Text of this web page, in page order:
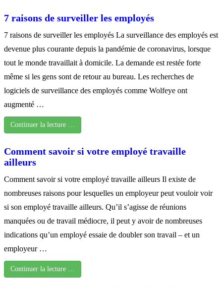
7 raisons de surveiller les employés
7 raisons de surveiller les employés La surveillance des employés est
devenue plus courante depuis la pandémie de coronavirus, lorsque
tout le monde travaillait à domicile. La demande est restée forte
même si les gens sont de retour au bureau. Les recherches de
logiciels de surveillance des employés comme Wolfeye ont
augmenté …
Continuer la lecture …
Comment savoir si votre employé travaille
ailleurs
Comment savoir si votre employé travaille ailleurs Il existe de
nombreuses raisons pour lesquelles un employeur peut vouloir voir
si son employé travaille ailleurs. Qu’il s’agisse de réunions
manquées ou de travail médiocre, il peut y avoir de nombreuses
indications qu’un employé essaie de doubler son travail – et un
employeur …
Continuer la lecture …